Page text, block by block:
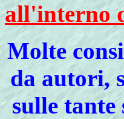
all'interno
Molte
da autori,
sulle tante